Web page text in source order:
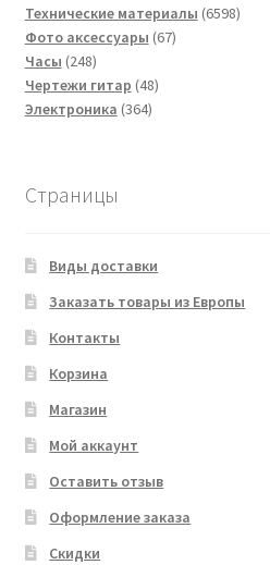
товаров
Технические материалы 65986598
Фото аксессуары 6767
Часы 248248
товаров
Чертежи гитар 4848
Электроника 364364
Страницы
Виды доставки
Заказать товары из Европы
Контакты
Корзина
Магазин
Мой аккаунт
Оставить отзыв
Оформление заказа
Скидки